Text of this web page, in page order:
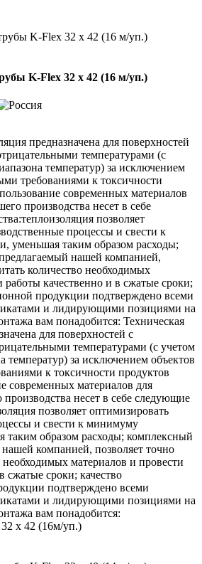
K-Flex 32 х 42 (16 м/уп.)
предназначена для поверхностей
температурами (с
температур) за исключением
требованиями к токсичности
современных материалов
производства несет в себе
позволяет
процессы и свести к
уменьшая таким образом расходы;
нашей компанией,
количество необходимых
работы качественно и в сжатые сроки;
продукции подтверждено всеми
и лидирующими позициями на
вам понадобится: Техническая
для поверхностей с
температурами (с учетом
температур) за исключением объектов
к токсичности продуктов
современных материалов для
несет в себе следующие
позволяет оптимизировать
и свести к минимуму
таким образом расходы; комплексный
компанией, позволяет точно
необходимых материалов и провести
сжатые сроки; качество
подтверждено всеми
и лидирующими позициями на
вам понадобится:
х 42 (16м/уп.)